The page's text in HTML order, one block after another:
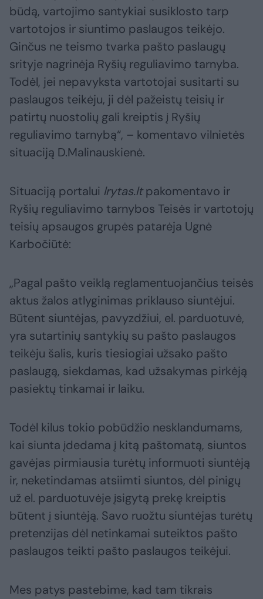
būdą, vartojimo santykiai susiklosto tarp
vartotojos ir siuntimo paslaugos teikėjo.
Ginčus ne teismo tvarka pašto paslaugų
srityje nagrinėja Ryšių reguliavimo tarnyba.
Todėl, jei nepavyksta vartotojai susitarti su
paslaugos teikėju, ji dėl pažeistų teisių ir
patirtų nuostolių gali kreiptis į Ryšių
reguliavimo tarnybą“, – komentavo vilnietės
situaciją D.Malinauskienė.
Situaciją portalui lrytas.ltpakomentavo ir
Ryšių reguliavimo tarnybos Teisės ir vartotojų
teisių apsaugos grupės patarėja Ugnė
Karbočiūtė:
„Pagal pašto veiklą reglamentuojančius teisės
aktus žalos atlyginimas priklauso siuntėjui.
Būtent siuntėjas, pavyzdžiui, el. parduotuvė,
yra sutartinių santykių su pašto paslaugos
teikėju šalis, kuris tiesiogiai užsako pašto
paslaugą, siekdamas, kad užsakymas pirkėją
pasiektų tinkamai ir laiku.
Todėl kilus tokio pobūdžio nesklandumams,
kai siunta įdedama į kitą paštomatą, siuntos
gavėjas pirmiausia turėtų informuoti siuntėją
ir, neketindamas atsiimti siuntos, dėl pinigų
už el. parduotuvėje įsigytą prekę kreiptis
būtent į siuntėją. Savo ruožtu siuntėjas turėtų
pretenzijas dėl netinkamai suteiktos pašto
paslaugos teikti pašto paslaugos teikėjui.
Mes patys pastebime, kad tam tikrais